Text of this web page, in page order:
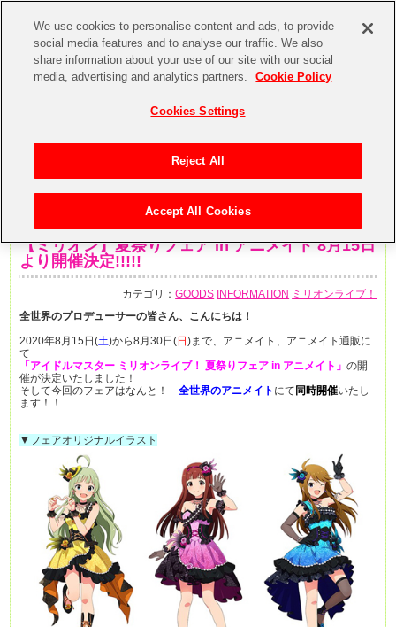
【ミリオン】夏祭りフェア in アニメイト 8月15日
より開催決定!!!!!
カテゴリ：GOODS INFORMATION ミリオンライブ！
全世界のプロデューサーの皆さん、こんにちは！
2020年8月15日(土)から8月30日(日 )まで、アニメイト、アニメイト通販に
て
「アイドルマスター ミリオンライブ！ 夏祭りフェア in アニメイト」 の開
催が決定いたしました！
そして今回のフェアはなんと！ 全世界のアニメイト にて 同時開催いたし
ます！！
▼フェアオリジナルイラスト
We use cookies to personalise content and ads, to provide
social media features and to analyse our traffic. We also
share information about your use of our site with our social
media, advertising and analytics partners.
Cookie Policy
Cookies Settings
Reject All
Accept All Cookies